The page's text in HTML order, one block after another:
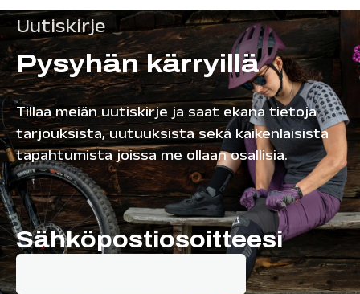
Uutiskirje
Pysyhän kärryillä
Tillaa meiän uutiskirje ja saat ekana tietoja
tarjouksista, uutuuksista sekä kaikenlaisista
tapahtumista joissa me ollaan osallisia.
Sähköpostiosoitteesi